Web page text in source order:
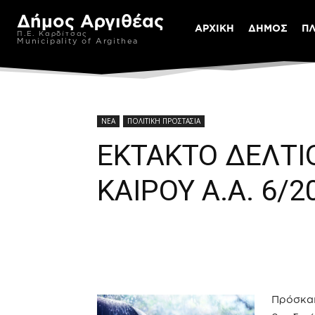
Δήμος Αργιθέας
Π.Ε. Καρδίτσας
Municipality of Argithea
ΑΡΧΙΚΗ ΔΗΜΟΣ
ΝΕΑ ΠΟΛΙΤΙΚΗ ΠΡΟΣΤΑΣΙΑ
ΕΚΤΑΚΤΟ
ΚΑΙΡΟΥ Α.Α. 6/